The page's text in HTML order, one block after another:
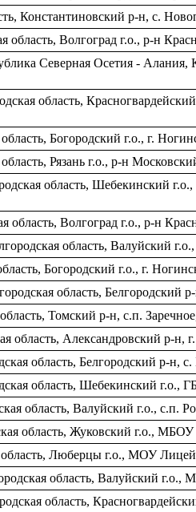
Константиновский р-н, с.
область, Волгоград г.о., р-н
Северная Осетия -
область,
область, Богородский г.о., г.
Рязань г.о., р-н
область, Шебекинский
область, Волгоград г.о., р-н
область, Валуйский
Богородский г.о., г.
область,
Томский р-н, c.п.
область, Александровский
область, Белгородский
область, Шебекинский г.о.,
область, Валуйский г.о., c.п.
область, Жуковский г.о.,
область, Люберцы г.о., МОУ
область, Валуйский
область,